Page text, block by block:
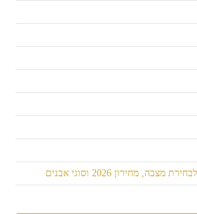
מחירון 2026 וסוגי אבנים